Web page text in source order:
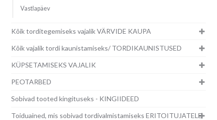
Vastlapäev
Kõik torditegemiseks vajalik VÄRVIDE KAUPA
Kõik vajalik tordi kaunistamiseks/ TORDIKAUNISTUSED
KÜPSETAMISEKS VAJALIK
PEOTARBED
Sobivad tooted kingituseks - KINGIIDEED
Toiduained, mis sobivad tordivalmistamiseks ERITOITUJATELE